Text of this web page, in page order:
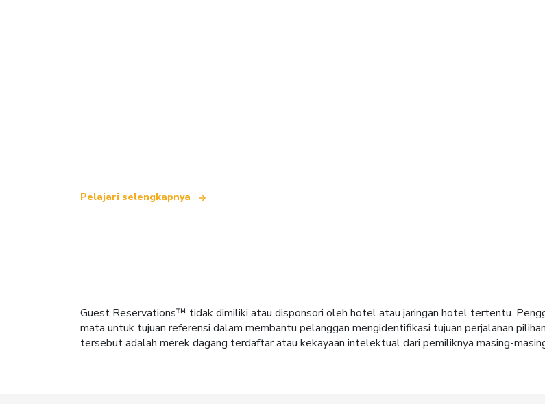
Pelajari selengkapnya
Guest Reservations™ tidak dimiliki atau disponsori oleh hotel atau jaringan hotel tertentu.
mata untuk tujuan referensi dalam membantu pelanggan mengidentifikasi tujuan perjalanan
tersebut adalah merek dagang terdaftar atau kekayaan intelektual dari pemiliknya masing-